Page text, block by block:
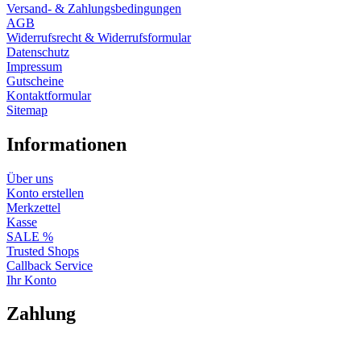
Versand- & Zahlungsbedingungen
AGB
Widerrufsrecht & Widerrufsformular
Datenschutz
Impressum
Gutscheine
Kontaktformular
Sitemap
Informationen
Über uns
Konto erstellen
Merkzettel
Kasse
SALE %
Trusted Shops
Callback Service
Ihr Konto
Zahlung